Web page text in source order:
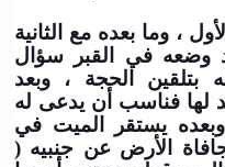
، وما بعده مع الثانية
وضعه في القبر سؤال
بتلقين الحجة ، وبعد
لها فناسب أن يدعى له
يستقر الميت في
الأرض عن جنبيه (